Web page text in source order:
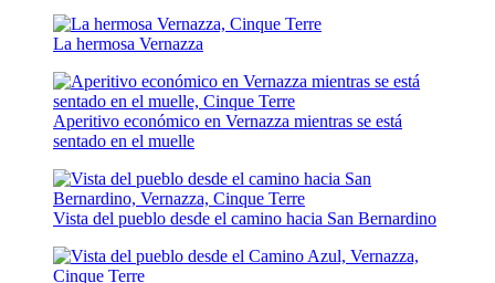
La hermosa Vernazza
Aperitivo económico en Vernazza mientras se está
sentado en el muelle
Vista del pueblo desde el camino hacia San Bernardino